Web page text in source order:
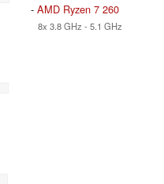
- AMD Ryzen 7 260
8x 3.8 GHz - 5.1 GHz